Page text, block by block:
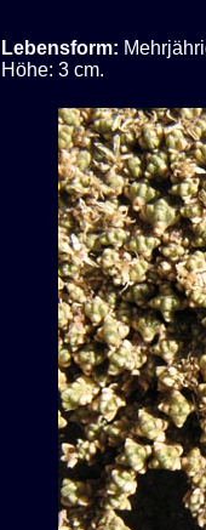
Lebensform:
Höhe: 3 cm.